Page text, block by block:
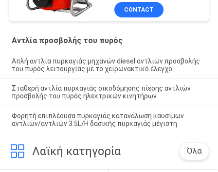
υψηλό
CONTACT
Αντλία προσβολής του πυρός
Απλή αντλία πυρκαγιάς μηχανών diesel αντλιών προσβολής
του πυρός λειτουργίας με το χειρωνακτικό έλεγχο
Σταθερή αντλία πυρκαγιάς οικοδόμησης πίεσης αντλιών
προσβολής του πυρός ηλεκτρικών κινητήρων
Φορητή επιπλέουσα πυρκαγιάς κατανάλωση καυσίμων
αντλιών/αντλιών 3.5L/H δασικής πυρκαγιάς μέγιστη
Λαϊκή κατηγορία Όλα